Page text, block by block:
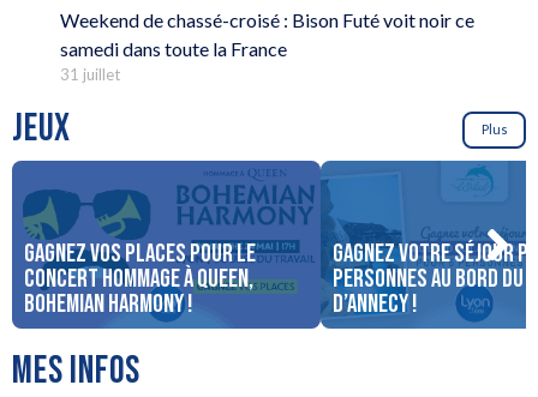
Weekend de chassé-croisé : Bison Futé voit noir ce
samedi dans toute la France
31 juillet
JEUX Plus
Gagnez vos places pour le
concert Hommage à Queen,
Bohemian Harmony !
Gagnez votre séjour
personnes au bord du
d’Annecy !
MES INFOS